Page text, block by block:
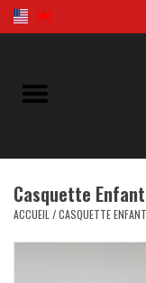
Accueil
Chandails Répliques
Vêtements
Casquette
ACCUEIL /CASQUETTE